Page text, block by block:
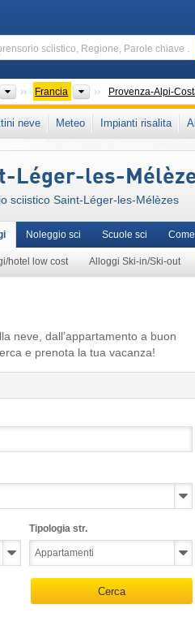
Continenti
Francia PaesiProvenza-Alpi-
è presente anche in: Écrins, Alpi del
Europa Occidentale Unione
neve Meteo Impianti risalita
Léger-les-
sciistico Saint-Léger-les-Mélèzes
hotel low cost Alloggi Ski-in/Ski-out
Noleggio sci Scuole sci
neve, dall’appartamento a buon
e prenota la tua vacanza!
Tipologia str.
Cerca